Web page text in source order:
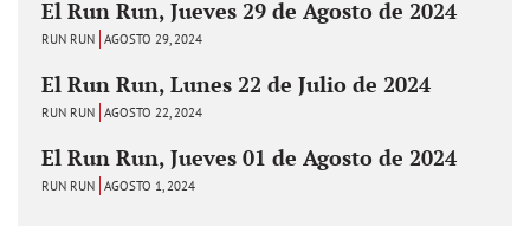
El Run Run, Jueves 29 de Agosto de 2024
RUN RUN AGOSTO 29, 2024
El Run Run, Lunes 22 de Julio de 2024
RUN RUN AGOSTO 22, 2024
El Run Run, Jueves 01 de Agosto de 2024
RUN RUN AGOSTO 1, 2024